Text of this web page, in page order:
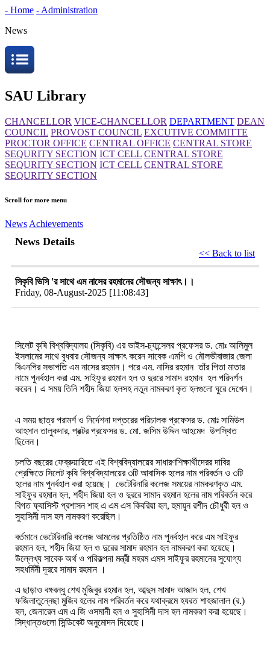
- Home - Administration
News
SAU Library
CHANCELLOR VICE-CHANCELLOR DEPARTMENT DEAN
COUNCIL PROVOST COUNCIL EXCUTIVE COMMITTE
PROCTOR OFFICE CENTRAL OFFICE CENTRAL STORE
SEQURITY SECTION ICT CELL CENTRAL STORE
SEQURITY SECTION ICT CELL CENTRAL STORE
SEQURITY SECTION
Scroll for more menu
News Achievements
News Details
<< Back to list
সিকৃবি ভিসি 'র সাথে এম নাসের রহমানের সৌজন্য সাক্ষাৎ।।
Friday, 08-August-2025 [11:08:43]
সিলেট কৃষি বিশ্ববিদ্যালয় (সিকৃবি) এর ভাইস-চ্যান্সেলর প্রফেসর ড. মোঃ আলিমুল
ইসলামের সাথে বুধবার সৌজন্য সাক্ষাৎ করেন সাবেক এমপি ও মৌলভীবাজার জেলা
বিএনপির সভাপতি এম নাসের রহমান। পরে এম. নাসির রহমান তাঁর পিতা মাতার
নামে পুনর্বহাল করা এম. সাইফুর রহমান হল ও দুররে সামাদ রহমান হল পরিদর্শন
করেন। এ সময় তিনি শহীদ জিয়া হলসহ নতুন নামকরণ কৃত হলগুলো ঘুরে দেখেন।
এ সময় ছাত্র পরামর্শ ও নির্দেশনা দপ্তরের পরিচালক প্রফেসর ড. মোঃ সামিউল
আহসান তালুকদার, প্রক্টর প্রফেসর ড. মো. জসিম উদ্দিন আহমেদ উপস্থিত
ছিলেন।
চলতি বছরের ফেব্রুয়ারিতে এই বিশ্ববিদ্যালয়ের সাধারণশিক্ষার্থীদেরর দাবির
প্রেক্ষিতে সিলেট কৃষি বিশ্ববিদ্যালয়ের ৩টি আবাসিক হলের নাম পরিবর্তন ও ৩টি
হলের নাম পুনর্বহাল করা হয়েছে। ভেটেরিনারি কলেজ সময়ের নামকরণকৃত এম.
সাইফুর রহমান হল, শহীদ জিয়া হল ও দুররে সামাদ রহমান হলের নাম পরিবর্তন করে
বিগত ফ্যাসিস্ট প্রশাসন শাহ এ এম এস কিবরিয়া হল, হুমায়ুন রশীদ চৌধুরী হল ও
সুহাসিনী দাস হল নামকরণ করেছিল।
বর্তমানে ভেটেরিনারি কলেজ আমলের প্রতিষ্ঠিত নাম পুনর্বহাল করে এম সাইফুর
রহমান হল, শহীদ জিয়া হল ও দুরের সামাদ রহমান হল নামকরণ করা হয়েছে।
উল্লেখ্য সাবেক অর্থ ও পরিকল্পনা মন্ত্রী মহরম এমস সাইফুর রহমানের সুযোগ্য
সহধর্মিনী দূররে সামাদ রহমান ।
এ ছাড়াও বঙ্গবন্ধু শেখ মুজিবুর রহমান হল, আব্দুস সামাদ আজাদ হল, শেখ
ফজিলাতুন্নেছা মুজিব হলের নাম পরিবর্তন করে যথাক্রমে হযরত শাহজালাল (র.)
হল, জেনারেল এম এ জি ওসমানী হল ও সুহাসিনী দাস হল নামকরণ করা হয়েছে।
সিদ্ধান্তগুলো সিন্ডিকেট অনুমোদন দিয়েছে।